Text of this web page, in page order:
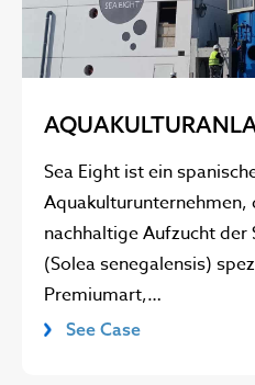
Sea Eight ist ein
Aquakulturunternehmen,
nachhaltige Aufzucht der
(Solea senegalensis)
Premiumart,…
See Case